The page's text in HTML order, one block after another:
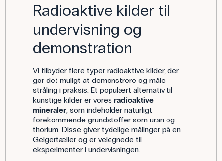
Radioaktive kilder til
undervisning og
demonstration
Vi tilbyder flere typer radioaktive kilder, der
gør det muligt at demonstrere og måle
stråling i praksis. Et populært alternativ til
kunstige kilder er vores radioaktive
mineraler, som indeholder naturligt
forekommende grundstoffer som uran og
thorium. Disse giver tydelige målinger på en
Geigertæller og er velegnede til
eksperimenter i undervisningen.